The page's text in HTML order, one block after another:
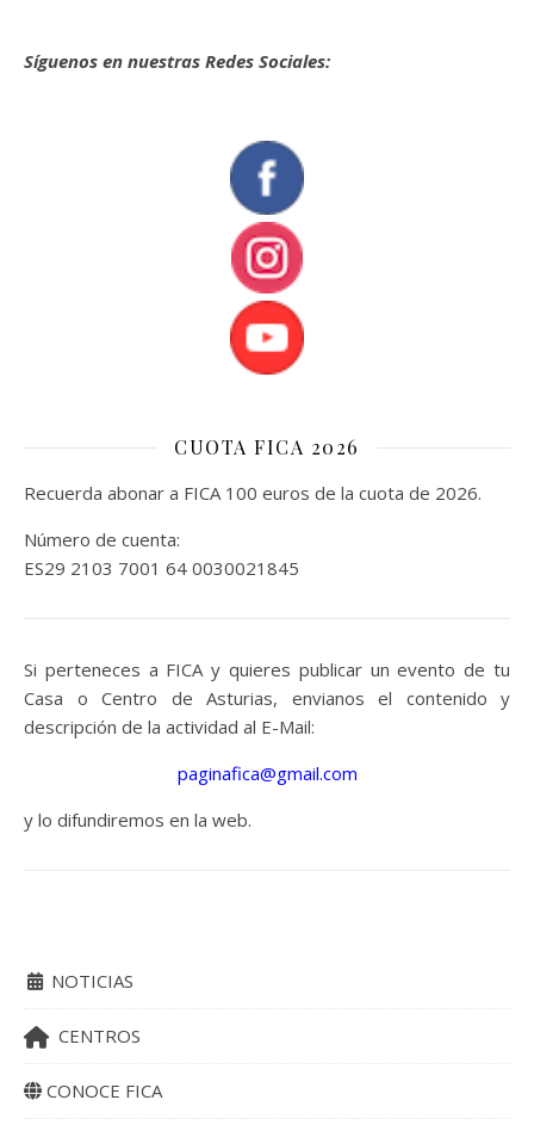
Síguenos en nuestras Redes Sociales:
CUOTA FICA 2026
Recuerda abonar a FICA 100 euros de la cuota de 2026.
Número de cuenta:
ES29 2103 7001 64 0030021845
Si perteneces a FICA y quieres publicar un evento de tu
Casa o Centro de Asturias, envianos el contenido y
descripción de la actividad al E-Mail:
paginafica@gmail.com
y lo difundiremos en la web.
NOTICIAS
CENTROS
CONOCE FICA